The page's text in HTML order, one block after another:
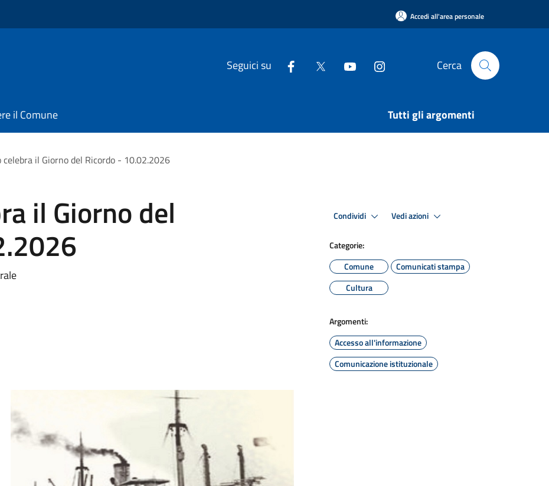
Accedi all'area personale
Seguici su Cerca
il Comune Tutti gli argomenti
celebra il Giorno del Ricordo - 10.02.2026
il Giorno del Condividi Vedi azioni
Categorie:
Comune
Comunicati stampa
Cultura
Argomenti:
Accesso all'informazione
Comunicazione istituzionale